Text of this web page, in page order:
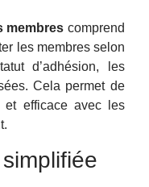
membres comprend
les membres selon
d’adhésion, les
Cela permet de
et efficace avec les